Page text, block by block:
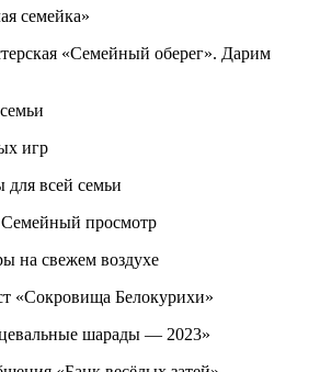
семейка»
«Семейный оберег». Дарим
игр
для всей семьи
просмотр
на свежем воздухе
«Сокровища Белокурихи»
шарады — 2023»